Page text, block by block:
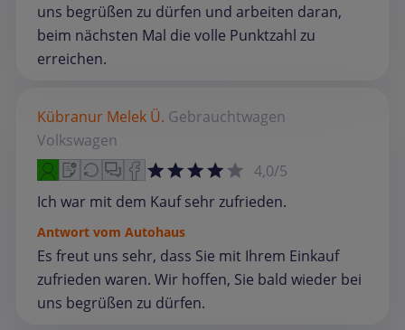
uns begrüßen zu dürfen und arbeiten daran,
beim nächsten Mal die volle Punktzahl zu
erreichen.
Kübranur Melek Ü. Gebrauchtwagen
Volkswagen
4,0/5
Ich war mit dem Kauf sehr zufrieden.
Antwort vom Autohaus
Es freut uns sehr, dass Sie mit Ihrem Einkauf
zufrieden waren. Wir hoffen, Sie bald wieder bei
uns begrüßen zu dürfen.